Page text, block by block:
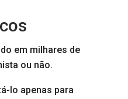
em milhares de
ou não.
lo apenas para